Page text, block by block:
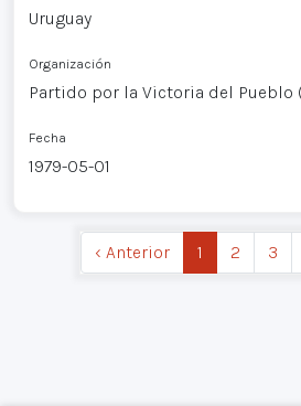
Uruguay
Organización
Partido por la Victoria del Pueblo
Fecha
1979-05-01
‹ Anterior 1 2 3